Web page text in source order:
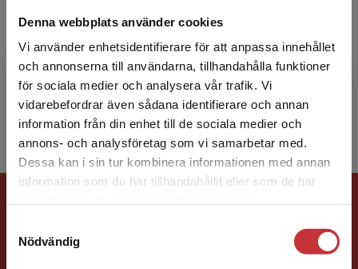
Denna webbplats använder cookies
Vi använder enhetsidentifierare för att anpassa innehållet
och annonserna till användarna, tillhandahålla funktioner
för sociala medier och analysera vår trafik. Vi
vidarebefordrar även sådana identifierare och annan
information från din enhet till de sociala medier och
annons- och analysföretag som vi samarbetar med.
Dessa kan i sin tur kombinera informationen med annan
information som du har tillhandahållit eller som de har
Nödvändig
Begränsad fraktregion
Det verkar som att du besöker
studentlitteratur.se via en enhet utanför Sverige.
Vi erbjuder inte leveranser utanför Sverige. För
att kunna slutföra ett köp måste
Jenny Svebeck är socionom, leg.
psykoterapeut, handledare och lärare i
psykoterapi. Hon är internationellt certifierad
enligt IEDTA som terapeut, h...